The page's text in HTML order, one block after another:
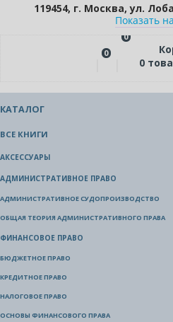
119454, г. Москва, ул.
Показать
0
0
0
КАТАЛОГ
ВСЕ КНИГИ
АКСЕССУАРЫ
АДМИНИСТРАТИВНОЕ ПРАВО
АДМИНИСТРАТИВНОЕ СУДОПРОИЗВОДСТВО
ОБЩАЯ ТЕОРИЯ АДМИНИСТРАТИВНОГО ПРАВА
ФИНАНСОВОЕ ПРАВО
БЮДЖЕТНОЕ ПРАВО
КРЕДИТНОЕ ПРАВО
НАЛОГОВОЕ ПРАВО
ОСНОВЫ ФИНАНСОВОГО ПРАВА